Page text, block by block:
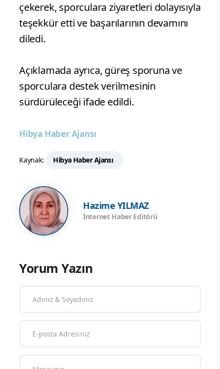
çekerek, sporculara ziyaretleri dolayısıyla
teşekkür etti ve başarılarının devamını
diledi.
Açıklamada ayrıca, güreş sporuna ve
sporculara destek verilmesinin
sürdürüleceği ifade edildi.
Hibya Haber Ajansı
Kaynak: Hibya Haber Ajansı
Hazime YILMAZ
İnternet Haber Editörü
Yorum Yazın